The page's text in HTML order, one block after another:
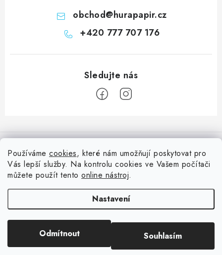
Používáme cookies, které nám umožňují poskytovat pro
Vás lepší služby. Na kontrolu cookies ve Vašem počítači
můžete použít tento online nástroj.
Nastavení
Odmítnout Souhlasím
obchod@hurapapir.cz
+420 777 707 176
á
Doprava
Oblíbené ♥️
Hodnocení obchodu
Nepřehlédněte
Blog s nápady a návody
Slovník pojmů, české návody
Reklamace a vrácení zboží
Vytvořil Shoptet
. Všechna práva vyhrazena.Upravit nastavení